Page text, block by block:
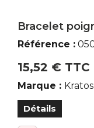
Bracelet
Référence :
15,52 € TTC
Marque :
Détails